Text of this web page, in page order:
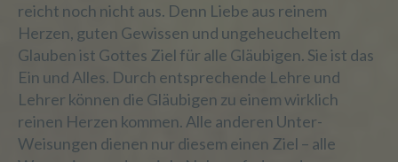
reicht noch nicht aus. Denn Liebe aus reinem
Herzen, guten Gewissen und ungeheucheltem
Glauben ist Gottes Ziel für alle Gläubigen. Sie ist das
Ein und Alles. Durch entsprechende Lehre und
Lehrer können die Gläubigen zu einem wirklich
reinen Herzen kommen. Alle anderen Unter-
Weisungen dienen nur diesem einen Ziel – alle
Auftragsverarbeiters befugt sind, die
personenbezogenen Daten zu verarbeiten.
k) Einwilligung
Einwilligung ist jede von der betroffenen